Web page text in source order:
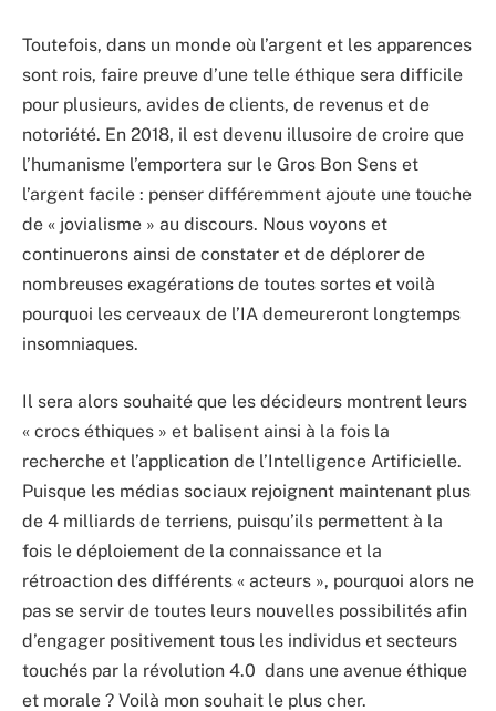
Toutefois, dans un monde où l’argent et les apparences
sont rois, faire preuve d’une telle éthique sera difficile
pour plusieurs, avides de clients, de revenus et de
notoriété. En 2018, il est devenu illusoire de croire que
l’humanisme l’emportera sur le Gros Bon Sens et
l’argent facile : penser différemment ajoute une touche
de « jovialisme » au discours. Nous voyons et
continuerons ainsi de constater et de déplorer de
nombreuses exagérations de toutes sortes et voilà
pourquoi les cerveaux de l’IA demeureront longtemps
insomniaques.
Il sera alors souhaité que les décideurs montrent leurs
« crocs éthiques » et balisent ainsi à la fois la
recherche et l’application de l’Intelligence Artificielle.
Puisque les médias sociaux rejoignent maintenant plus
de 4 milliards de terriens, puisqu’ils permettent à la
fois le déploiement de la connaissance et la
rétroaction des différents « acteurs », pourquoi alors ne
pas se servir de toutes leurs nouvelles possibilités afin
d’engager positivement tous les individus et secteurs
touchés par la révolution 4.0 dans une avenue éthique
et morale ? Voilà mon souhait le plus cher.